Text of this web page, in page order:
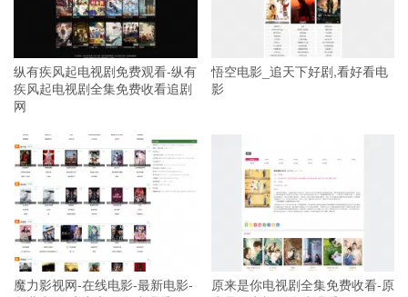
纵有疾风起电视剧免费观看-纵有
疾风起电视剧全集免费收看追剧
网
悟空电影_追天下好剧,看好看电
影
魔力影视网-在线电影-最新电影-
原来是你电视剧全集免费收看-原